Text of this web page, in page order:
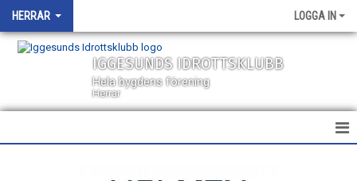
HERRAR LOGGA IN
IGGESUNDS IDROTTSKLUBB
Hela bygdens förening
Herrar